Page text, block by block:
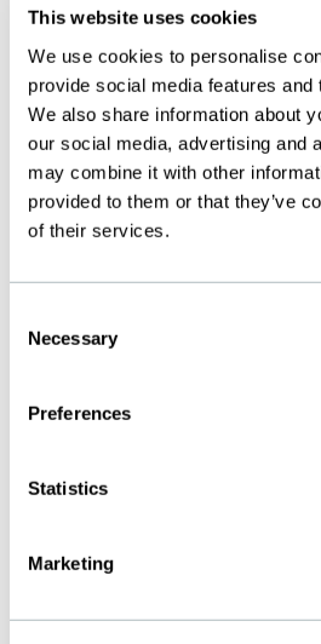
This website uses cookies
We use cookies to personalise
provide social media features and
We also share information about
our social media, advertising and
may combine it with other
provided to them or that they’ve
of their services.
Selection
Necessary
Preferences
Statistics
Marketing
Kundennähe entscheidend
Wettbewerbsvorteil durch
Integration unter anderem
selbst entwickelte
Kundenorientierung wurden
besonders positiv
wurde die starke und
und kontinuierliche
langfristigen
„Ganz ehrlich, für mich
wie diese steht nie nur für
vor allem für die Menschen
Team, das gemeinsam